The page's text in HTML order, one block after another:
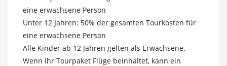
eine erwachsene Person
Unter 12 Jahren: 50% der gesamten Tourkosten für
eine erwachsene Person
Alle Kinder ab 12 Jahren gelten als Erwachsene.
Wenn Ihr Tourpaket Flüge beinhaltet, kann ein